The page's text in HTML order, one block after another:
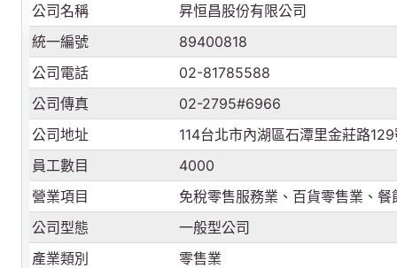
公司名稱
昇恒昌股份有限公司
統一編號
89400818
公司電話
02-81785588
公司傳真
02-2795#6966
公司地址
114台北市內湖區石潭里金莊路
員工數目
4000
營業項目
免稅零售服務業、百貨零售業、餐
公司型態
一般型公司
產業類別
零售業